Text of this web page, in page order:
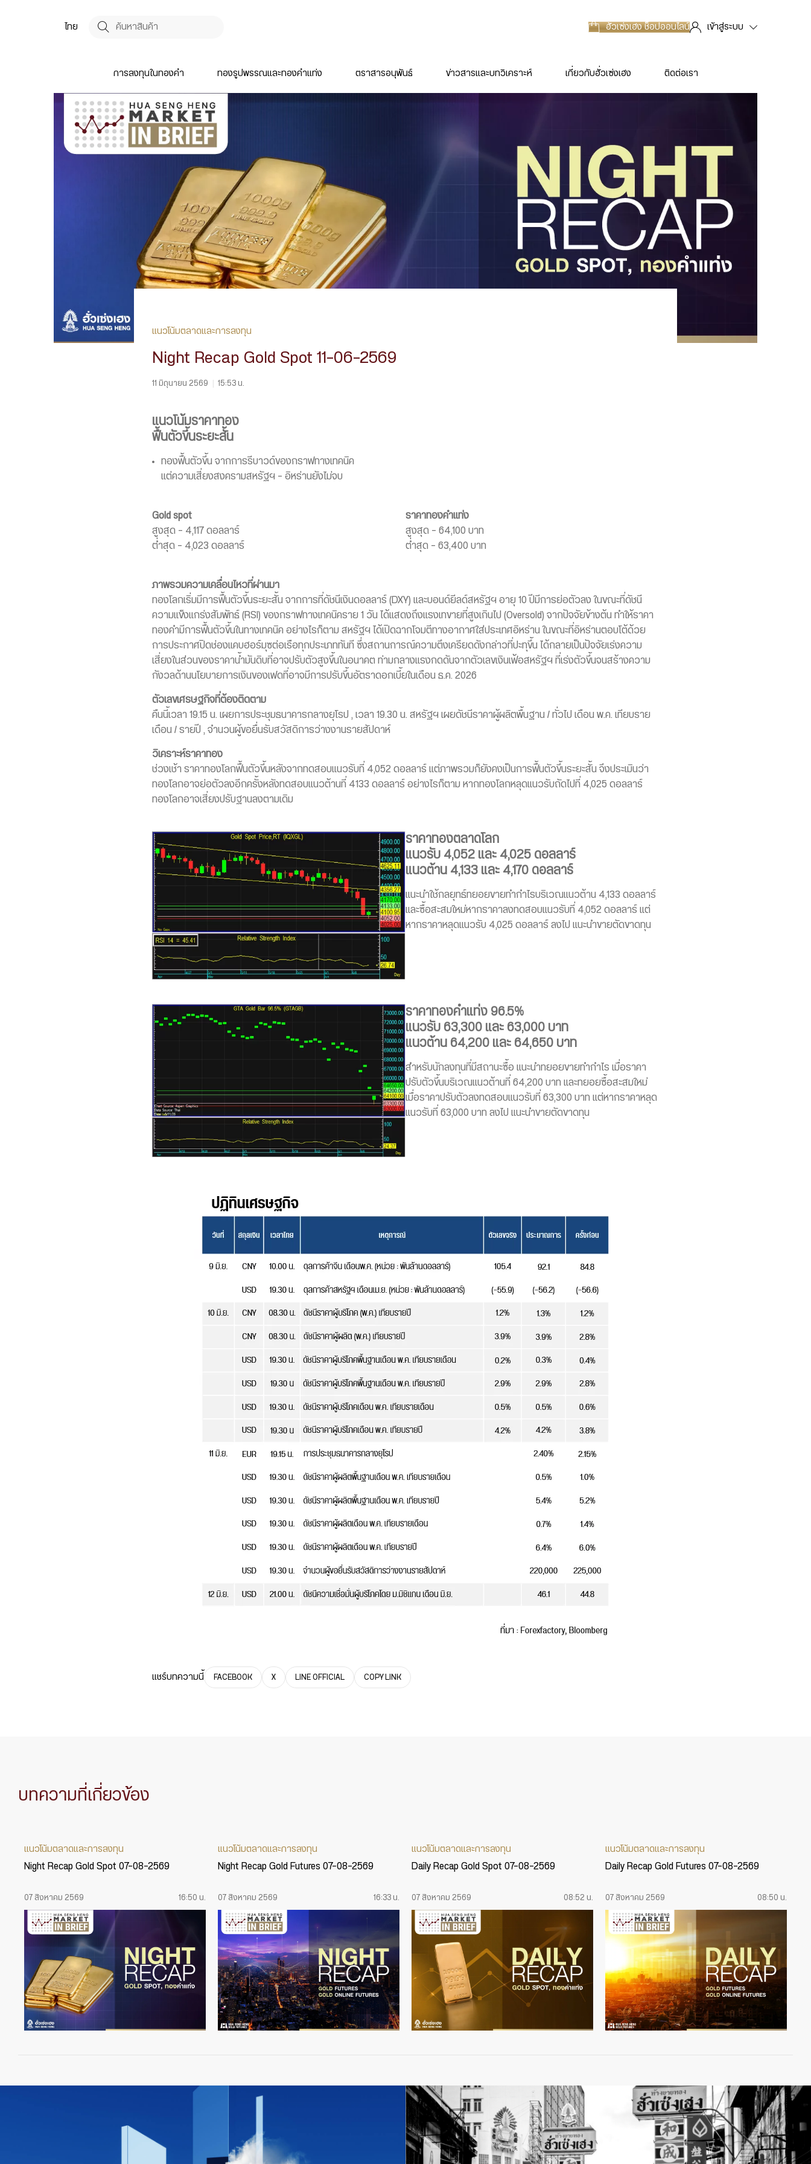
ไทย ฮั่วเซ่งเฮงช็อปออนไลน์ เข้าสู่ระบบ
การลงทุนในทองคำ ทองรูปพรรณและทองคำแท่ง ตราสารอนุพันธ์ ข่าวสารและบทวิเคราะห์ เกี่ยวกับฮั่วเซ่งเฮง ติดต่อเรา
แนวโน้มตลาดและการลงทุน
Night Recap Gold Spot 11-06-2569
11 มิถุนายน 2569 15:53 น.
แนวโน้มราคาทอง
ฟื้นตัวขึ้นระยะสั้น
ทองฟื้นตัวขึ้น จากการรีบาวด์ของกราฟทางเทคนิค
แต่ความเสี่ยงสงครามสหรัฐฯ – อิหร่านยังไม่จบ
Gold spot
สูงสุด – 4,117 ดอลลาร์
ต่ำสุด – 4,023 ดอลลาร์
ราคาทองคำแท่ง
สูงสุด – 64,100 บาท
ต่ำสุด – 63,400 บาท
ภาพรวมความเคลื่อนไหวที่ผ่านมา
ทองโลกเริ่มมีการฟื้นตัวขึ้นระยะสั้น จากการที่ดัชนีเงินดอลลาร์ (DXY) และบอนด์ยีลด์สหรัฐฯ อายุ 10 ปีมีการย่อตัวลง ในขณะที่ดัชนี
ความแข็งแกร่งสัมพัทธ์ (RSI) ของกราฟทางเทคนิคราย 1 วัน ได้แสดงถึงแรงเทขายที่สูงเกินไป (Oversold) จากปัจจัยข้างต้น ทำให้ราคา
ทองคำมีการฟื้นตัวขึ้นในทางเทคนิค อย่างไรก็ตาม สหรัฐฯ ได้เปิดฉากโจมตีทางอากาศใส่ประเทศอิหร่าน ในขณะที่อิหร่านตอบโต้ด้วย
การประกาศปิดช่องแคบฮอร์มุซต่อเรือทุกประเภททันที ซึ่งสถานการณ์ความตึงเครียดดังกล่าวที่ปะทุขึ้น ได้กลายเป็นปัจจัยเร่งความ
เสี่ยงในส่วนของราคาน้ำมันดิบที่อาจปรับตัวสูงขึ้นในอนาคต ท่ามกลางแรงกดดันจากตัวเลขเงินเฟ้อสหรัฐฯ ที่เร่งตัวขึ้นจนสร้างความ
กังวลด้านนโยบายการเงินของเฟดที่อาจมีการปรับขึ้นอัตราดอกเบี้ยในเดือน ธ.ค. 2026
ตัวเลขเศรษฐกิจที่ต้องติดตาม
คืนนี้เวลา 19.15 น. เผยการประชุมธนาคารกลางยุโรป , เวลา 19.30 น. สหรัฐฯ เผยดัชนีราคาผู้ผลิตพื้นฐาน / ทั่วไป เดือน พ.ค. เทียบราย
เดือน / รายปี , จำนวนผู้ขอยื่นรับสวัสดิการว่างงานรายสัปดาห์
วิเคราะห์ราคาทอง
ช่วงเช้า ราคาทองโลกฟื้นตัวขึ้นหลังจากทดสอบแนวรับที่ 4,052 ดอลลาร์ แต่ภาพรวมก็ยังคงเป็นการฟื้นตัวขึ้นระยะสั้น จึงประเมินว่า
ทองโลกอาจย่อตัวลงอีกครั้งหลังทดสอบแนวต้านที่ 4133 ดอลลาร์ อย่างไรก็ตาม หากทองโลกหลุดแนวรับถัดไปที่ 4,025 ดอลลาร์
ทองโลกอาจเสี่ยงปรับฐานลงตามเดิม
ราคาทองตลาดโลก
แนวรับ 4,052 และ 4,025 ดอลลาร์
แนวต้าน 4,133 และ 4,170 ดอลลาร์
แนะนำใช้กลยุทธ์ทยอยขายทำกำไรบริเวณแนวต้าน 4,133 ดอลลาร์
และซื้อสะสมใหม่หากราคาลงทดสอบแนวรับที่ 4,052 ดอลลาร์ แต่
หากราคาหลุดแนวรับ 4,025 ดอลลาร์ ลงไป แนะนำขายตัดขาดทุน
ราคาทองคำแท่ง 96.5%
แนวรับ 63,300 และ 63,000 บาท
แนวต้าน 64,200 และ 64,650 บาท
สำหรับนักลงทุนที่มีสถานะซื้อ แนะนำทยอยขายทำกำไร เมื่อราคา
ปรับตัวขึ้นบริเวณแนวต้านที่ 64,200 บาท และทยอยซื้อสะสมใหม่
เมื่อราคาปรับตัวลงทดสอบแนวรับที่ 63,300 บาท แต่หากราคาหลุด
แนวรับที่ 63,000 บาท ลงไป แนะนำขายตัดขาดทุน
แชร์บทความนี้ FACEBOOK X LINE OFFICIAL COPY LINK
บทความที่เกี่ยวข้อง
แนวโน้มตลาดและการลงทุน
Night Recap Gold Spot 07-08-2569
07 สิงหาคม 2569 16:50 น.
แนวโน้มตลาดและการลงทุน
Night Recap Gold Futures 07-08-2569
07 สิงหาคม 2569 16:33 น.
แนวโน้มตลาดและการลงทุน
Daily Recap Gold Spot 07-08-2569
07 สิงหาคม 2569 08:52 น.
แนวโน้มตลาดและการลงทุน
Daily Recap Gold Futures 07-08-2569
07 สิงหาคม 2569 08:50 น.